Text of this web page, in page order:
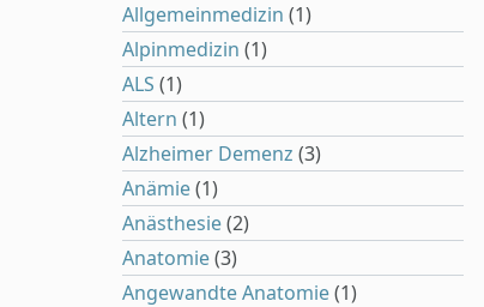
Allgemeinmedizin (1)
Alpinmedizin (1)
ALS (1)
Altern (1)
Alzheimer Demenz (3)
Anämie(1)
Anästhesie(2)
Anatomie(3)
Angewandte Anatomie(1)